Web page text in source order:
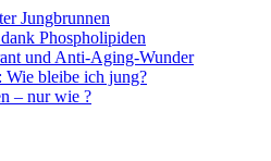
Jungbrunnen
Phospholipiden
und Anti-Aging-Wunder
Wie bleibe ich jung?
– nur wie ?